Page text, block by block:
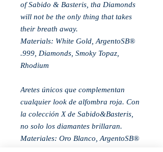
of Sabido & Basteris, tha Diamonds
will not be the only thing that takes
their breath away.
Materials: White Gold, ArgentoSB®
.999, Diamonds, Smoky Topaz,
Rhodium
Aretes únicos que complementan
cualquier look de alfombra roja. Con
la colección X de Sabido&Basteris,
no solo los diamantes brillaran.
Materiales: Oro Blanco, ArgentoSB®